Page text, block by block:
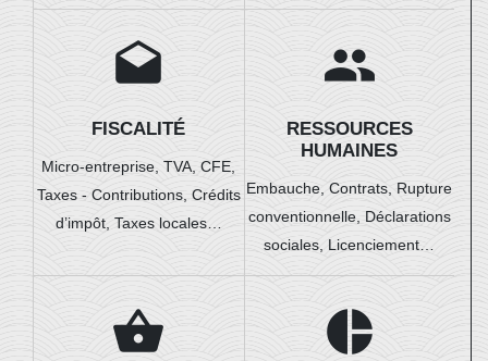
drafts
FISCALITÉ
Micro-entreprise,TVA,CFE,
Taxes - Contributions, Crédits
d’impôt, Taxes locales…
people
RESSOURCES
HUMAINES
Embauche,Contrats, Rupture
conventionnelle, Déclarations
sociales, Licenciement…
shopping_basket pie_chart